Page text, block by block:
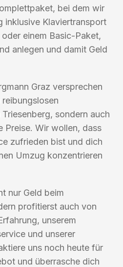
bei dem wir
inklusive Klaviertransport
einem Basic-Paket,
anlegen und damit Geld
Graz versprechen
sondern auch
Preise. Wir wollen, dass
zufrieden bist und dich
Umzug konzentrieren
nur Geld beim
profitierst auch von
unserem
und unserer
uns noch heute für
und überrasche dich